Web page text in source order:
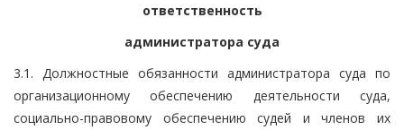
ответственность
администратора суда
3.1. Должностные обязанности администратора суда по
организационному обеспечению деятельности суда,
социально-правовому обеспечению судей и членов их